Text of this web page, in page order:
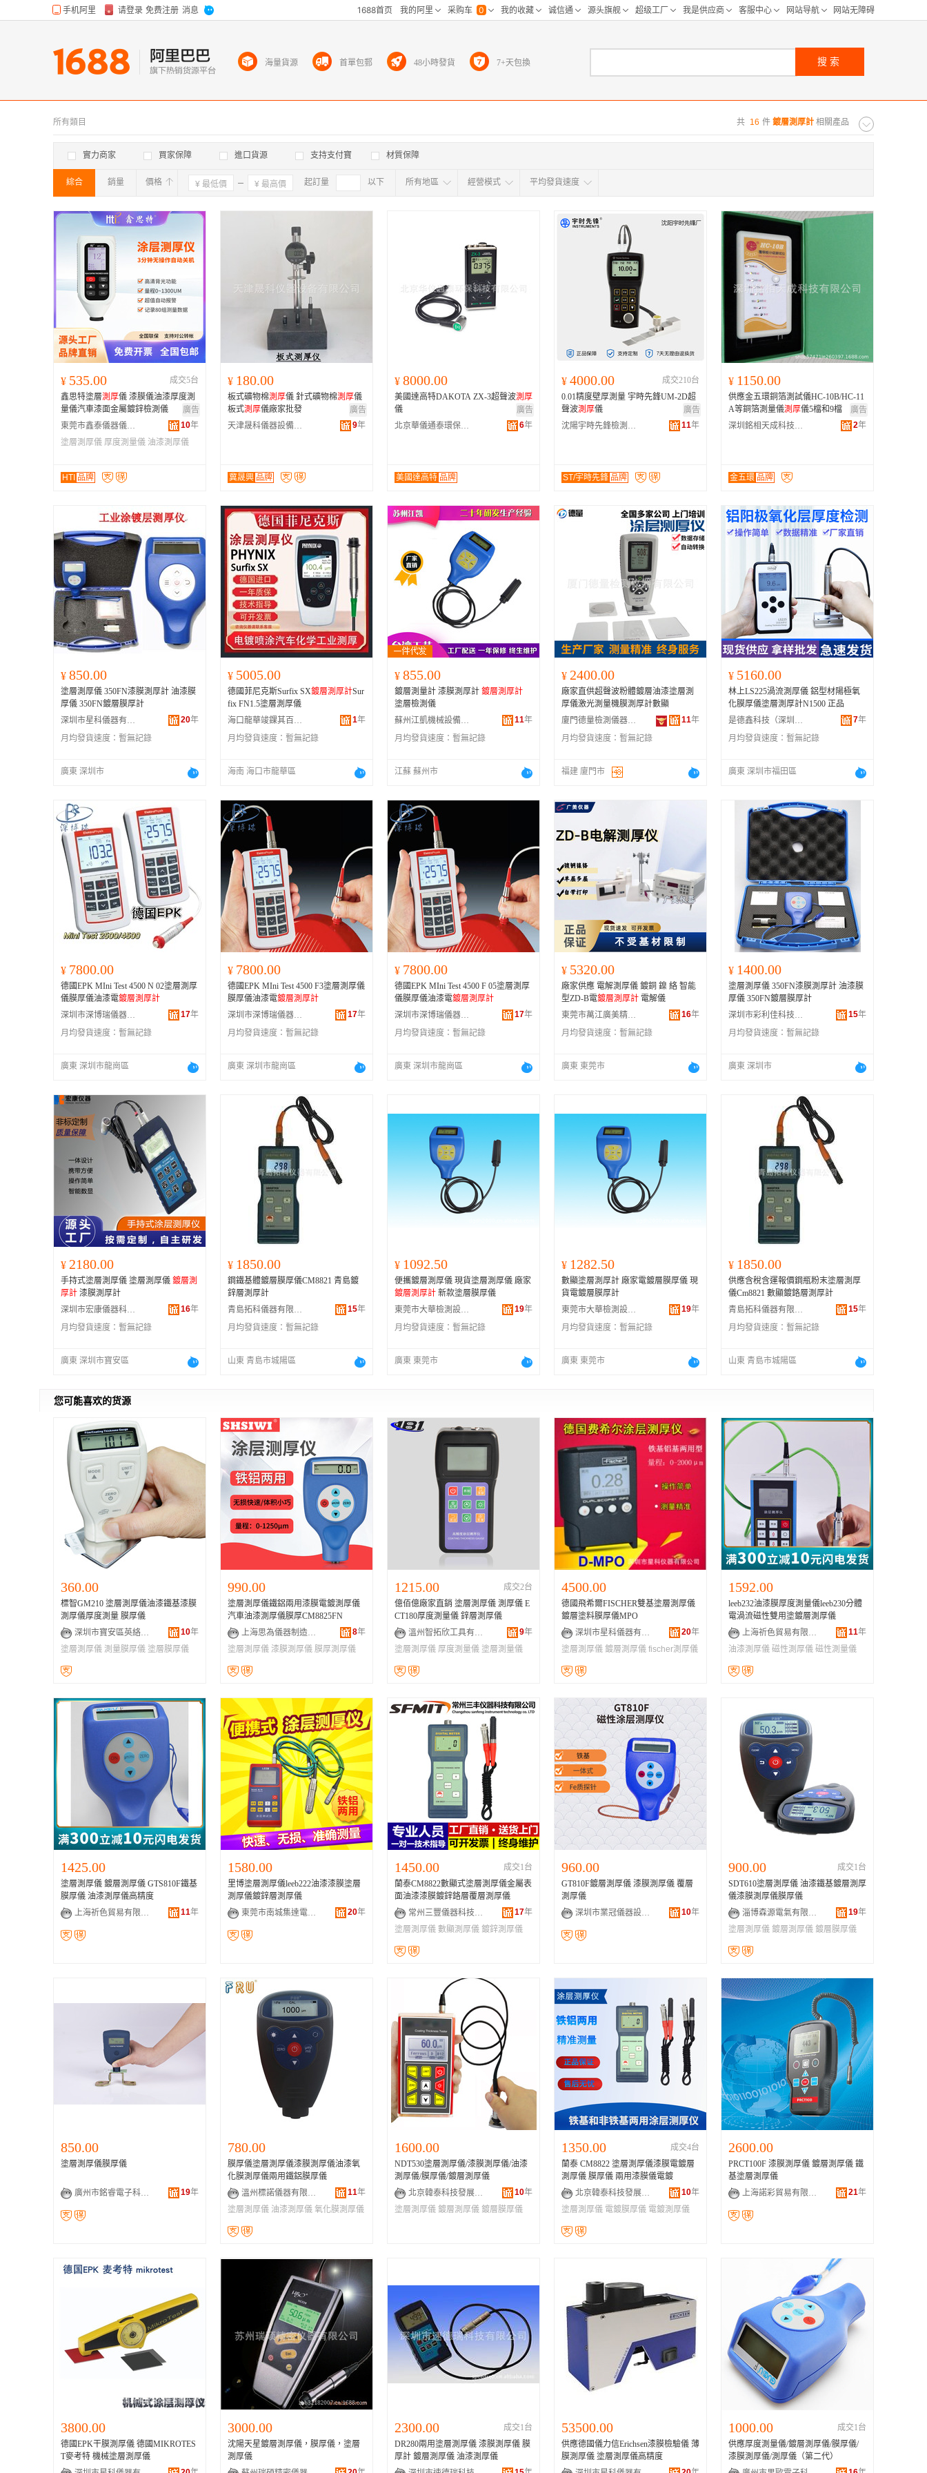
共 16 件 鍍層測厚計 相關產品
所有類目
實力商家 買家保障 進口貨源 支持支付寶 材質保障
綜合 銷量 價格 確定 起訂量 以下
確定 所有地區
华东区 华中区
北京
广东 浙江 山东
河南 安徽 广西
青海 四川
澳门
經營模式 平均發貨速度
¥ 535.00
成交5台
鑫思特塗層測厚儀 漆膜儀油漆厚度測
量儀汽車漆面金屬鍍鋅檢測儀
廣告
東莞市鑫泰儀器儀表有限公司
10年
塗層測厚儀 厚度測量儀 油漆測厚儀
HTI 品牌
¥ 180.00
板式礦物棉測厚儀 針式礦物棉測厚儀
板式測厚儀廠家批發
廣告
天津晟科儀器設備有限公司
9年
冀晟興 品牌
¥ 8000.00
美國達高特DAKOTA ZX-3超聲波測厚
儀
廣告
北京華儀通泰環保科技有限公司
6年
美國達高特 品牌
¥ 4000.00
成交210台
0.01精度壁厚測量 宇時先鋒UM-2D超
聲波測厚儀
廣告
沈陽宇時先鋒檢測儀器有限公司
11年
ST/宇時先鋒 品牌
¥ 1150.00
供應金五環銅箔測試儀HC-10B/HC-11
A等銅箔測量儀測厚儀5檔和9檔
廣告
深圳銘相天成科技有限公司
2年
金五環 品牌
¥ 850.00
塗層測厚儀 350FN漆膜測厚計 油漆膜
厚儀 350FN鍍層膜厚計
深圳市星科儀器有限公司
20年
月均發貨速度： 暫無記錄
廣東 深圳市
¥ 5005.00
德國菲尼克斯Surfix SX鍍層測厚計Sur
fix FN1.5塗層測厚儀
海口龍華竣錁其百貨店
1年
月均發貨速度： 暫無記錄
海南 海口市龍華區
¥ 855.00
鍍層測量計 漆膜測厚計 鍍層測厚計
塗層檢測儀
蘇州江凱機械設備有限公司
11年
月均發貨速度： 暫無記錄
江蘇 蘇州市
¥ 2400.00
廠家直供超聲波粉體鍍層油漆塗層測
厚儀激光測量機膜測厚計數顯
廈門德量檢測儀器有限公司
11年
月均發貨速度： 暫無記錄
福建 廈門市
¥ 5160.00
林上LS225渦流測厚儀 鋁型材陽極氧
化膜厚儀塗層測厚計N1500 正品
是德鑫科技（深圳）有限公司
7年
月均發貨速度： 暫無記錄
廣東 深圳市福田區
¥ 7800.00
德國EPK MIni Test 4500 N 02塗層測厚
儀膜厚儀油漆電鍍層測厚計
深圳市深博瑞儀器儀表有限公司
17年
月均發貨速度： 暫無記錄
廣東 深圳市龍崗區
¥ 7800.00
德國EPK MIni Test 4500 F3塗層測厚儀
膜厚儀油漆電鍍層測厚計
深圳市深博瑞儀器儀表有限公司
17年
月均發貨速度： 暫無記錄
廣東 深圳市龍崗區
¥ 7800.00
德國EPK MIni Test 4500 F 05塗層測厚
儀膜厚儀油漆電鍍層測厚計
深圳市深博瑞儀器儀表有限公司
17年
月均發貨速度： 暫無記錄
廣東 深圳市龍崗區
¥ 5320.00
廠家供應 電解測厚儀 鍍銅 鎳 絡 智能
型ZD-B電鍍層測厚計 電解儀
東莞市萬江廣美精密儀器行
16年
月均發貨速度： 暫無記錄
廣東 東莞市
¥ 1400.00
塗層測厚儀 350FN漆膜測厚計 油漆膜
厚儀 350FN鍍層膜厚計
深圳市彩利佳科技有限公司
15年
月均發貨速度： 暫無記錄
廣東 深圳市
¥ 2180.00
手持式塗層測厚儀 塗層測厚儀 鍍層測
厚計 漆膜測厚計
深圳市宏康儀器科技有限公司
16年
月均發貨速度： 暫無記錄
廣東 深圳市寶安區
¥ 1850.00
鋼鐵基體鍍層膜厚儀CM8821 青島鍍
鋅層測厚計
青島拓科儀器有限公司
15年
月均發貨速度： 暫無記錄
山東 青島市城陽區
¥ 1092.50
便攜鍍層測厚儀 現貨塗層測厚儀 廠家
鍍層測厚計 新款塗層膜厚儀
東莞市大華檢測設備有限公司
19年
月均發貨速度： 暫無記錄
廣東 東莞市
¥ 1282.50
數顯塗層測厚計 廠家電鍍層膜厚儀 現
貨電鍍層膜厚計
東莞市大華檢測設備有限公司
19年
月均發貨速度： 暫無記錄
廣東 東莞市
¥ 1850.00
供應含稅含運報價鋼瓶粉末塗層測厚
儀Cm8821 數顯鍍鉻層測厚計
青島拓科儀器有限公司
15年
月均發貨速度： 暫無記錄
山東 青島市城陽區
您可能喜欢的货源
360.00
標智GM210 塗層測厚儀油漆鐵基漆膜
測厚儀厚度測量 膜厚儀
深圳市寶安區英絡電子廠
10年
塗層測厚儀 測量膜厚儀 塗層膜厚儀
990.00
塗層測厚儀鐵鋁兩用漆膜電鍍測厚儀
汽車油漆測厚儀膜厚CM8825FN
上海思為儀器制造有限公司
8年
塗層測厚儀 漆膜測厚儀 膜厚測厚儀
1215.00
成交2台
億佰億廠家直銷 塗層測厚儀 測厚儀 E
CT180厚度測量儀 鋅層測厚儀
溫州智拓欣工具有限公司
9年
塗層測厚儀 厚度測量儀 塗層測量儀
4500.00
德國飛希爾FISCHER雙基塗層測厚儀
鍍層塗料膜厚儀MPO
深圳市星科儀器有限公司
20年
塗層測厚儀 鍍層測厚儀 fischer測厚儀
1592.00
leeb232油漆膜厚度測量儀leeb230分體
電渦流磁性雙用塗鍍層測厚儀
上海祈色貿易有限公司
11年
油漆測厚儀 磁性測厚儀 磁性測量儀
1425.00
塗層測厚儀 鍍層測厚儀 GTS810F鐵基
膜厚儀 油漆測厚儀高精度
上海祈色貿易有限公司
11年
1580.00
里博塗層測厚儀leeb222油漆漆膜塗層
測厚儀鍍鋅層測厚儀
東莞市南城集達電子工具經營部
20年
1450.00
成交1台
蘭泰CM8822數顯式塗層測厚儀金屬表
面油漆漆膜鍍鋅鉻層覆層測厚儀
常州三豐儀器科技有限公司
17年
塗層測厚儀 數顯測厚儀 鍍鋅測厚儀
960.00
GT810F鍍層測厚儀 漆膜測厚儀 覆層
測厚儀
深圳市業冠儀器設備有限公司
10年
900.00
成交1台
SDT610塗層測厚儀 油漆鐵基鍍層測厚
儀漆膜測厚儀膜厚儀
淄博森源電氣有限公司
19年
塗層測厚儀 鍍層測厚儀 鍍層膜厚儀
850.00
塗層測厚儀膜厚儀
廣州市銘睿電子科技有限公司 19年
780.00
膜厚儀塗層測厚儀漆膜測厚儀油漆氧
化膜測厚儀兩用鐵鋁膜厚儀
溫州標諾儀器有限公司
11年
塗層測厚儀 油漆測厚儀 氧化膜測厚儀
1600.00
NDT530塗層測厚儀/漆膜測厚儀/油漆
測厚儀/膜厚儀/鍍層測厚儀
北京韓泰科技發展有限公司
10年
塗層測厚儀 鍍層測厚儀 鍍層膜厚儀
1350.00
成交4台
蘭泰 CM8822 塗層測厚儀漆膜電鍍層
測厚儀 膜厚儀 兩用漆膜儀電鍍
北京韓泰科技發展有限公司
10年
塗層測厚儀 電鍍膜厚儀 電鍍測厚儀
2600.00
PRCT100F 漆膜測厚儀 鍍層測厚儀 鐵
基塗層測厚儀
上海諾彩貿易有限公司
21年
3800.00
德國EPK干膜測厚儀 德國MIKROTES
T麥考特 機械塗層測厚儀
3000.00
沈陽天星鍍層測厚儀，膜厚儀，塗層
測厚儀
2300.00
成交1台
DR280兩用塗層測厚儀 漆膜測厚儀 膜
厚計 鍍層測厚儀 油漆測厚儀
53500.00
供應德國儀力信Erichsen漆膜檢驗儀 薄
膜測厚儀 塗層測厚儀高精度
1000.00
成交1台
供應厚度測量儀/鍍層測厚儀/膜厚儀/
漆膜測厚儀/測厚儀（第二代）
海量貨源 首單包郵 48小時發貨 7+天包換 搜索